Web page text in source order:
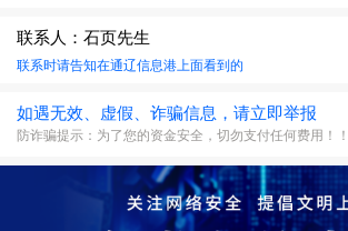
联系人：石页先生
联系时请告知在通辽信息港 上面看到的
如遇无效、虚假、诈骗信息，请立即举报
防诈骗提示：为了您的资金安全，切勿支付任何费用！！